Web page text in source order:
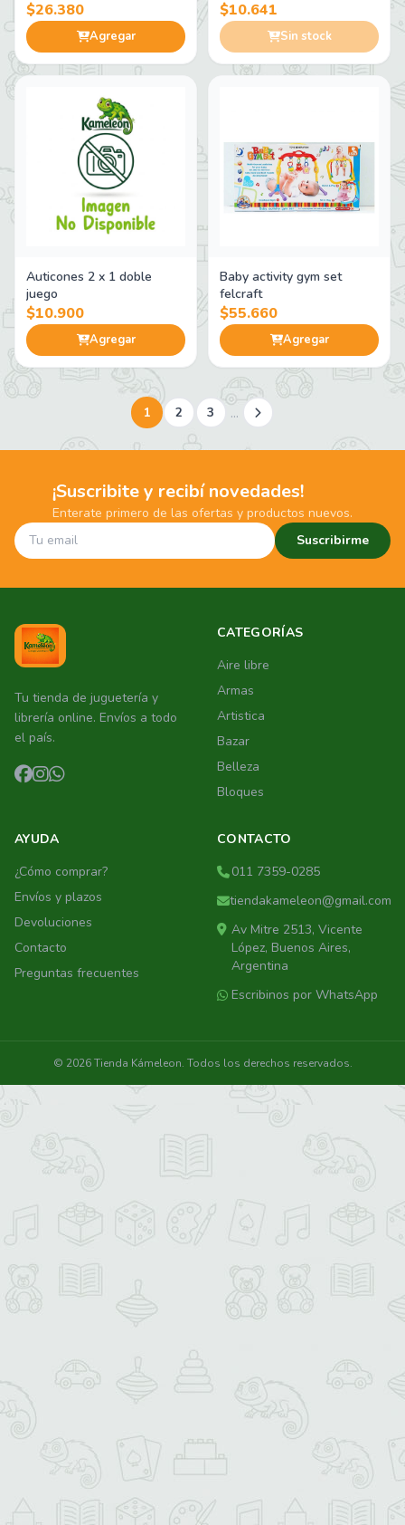
$26.380
Agregar
$10.641
Sin stock
Auticones 2 x 1 doble
juego
$10.900
Agregar
Baby activity gym set
felcraft
$55.660
Agregar
1 2 3 ...
¡Suscribite y recibí novedades!
Enterate primero de las ofertas y productos nuevos.
Suscribirme
Tu tienda de juguetería y
librería online. Envíos a todo
el país.
CATEGORÍAS
Aire libre
Armas
Artistica
Bazar
Belleza
Bloques
AYUDA
¿Cómo comprar?
Envíos y plazos
Devoluciones
Contacto
Preguntas frecuentes
CONTACTO
011 7359-0285
tiendakameleon@gmail.com
Av Mitre 2513, Vicente
López, Buenos Aires,
Argentina
Escribinos por WhatsApp
© 2026 Tienda Kámeleon. Todos los derechos reservados.